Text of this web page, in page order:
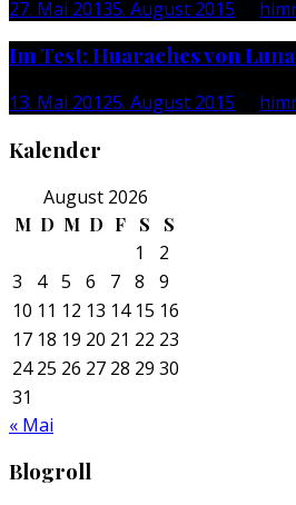
27. Mai 20135. August 2015
Im Test: Huaraches von
13. Mai 20125. August 2015
Kalender
August 2026
M D M D F S S
1
2
3
4 5 6 7 8
9
10 11 12 13 14 15 16
17 18 19 20 21 22 23
24 25 26 27 28 29 30
31
« Mai
Blogroll